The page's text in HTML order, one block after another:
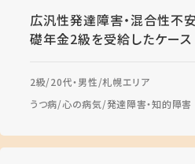
広汎性発達障害・混合性不
礎年金2級を受給したケース
2級 20代・男性 札幌エリア
うつ病 心の病気 発達障害・知的障害